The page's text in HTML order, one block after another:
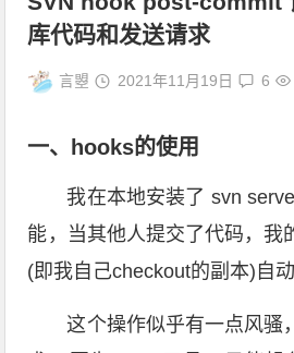
库代码和发送请求
言曌 2021年11月19日 6
一、hooks的使用
我在本地安装了 svn
能，当其他人提交了代码，我
(即我自己checkout的副本)自动
这个操作似乎有一点风骚